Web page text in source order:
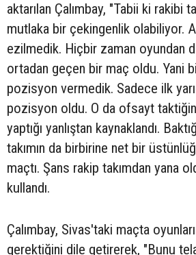
aktarılan Çalımbay, "Tabii ki rakibi
mutlaka bir çekingenlik olabiliyor.
ezilmedik. Hiçbir zaman oyundan
ortadan geçen bir maç oldu. Yani
pozisyon vermedik. Sadece ilk
pozisyon oldu. O da ofsayt
yaptığı yanlıştan kaynaklandı.
takımın da birbirine net bir
maçtı. Şans rakip takımdan yana
kullandı.
Çalımbay, Sivas'taki maçta
gerektiğini dile getirerek, "Bunu